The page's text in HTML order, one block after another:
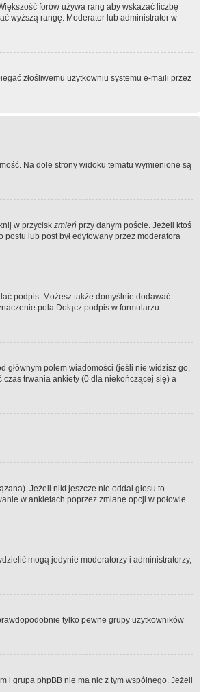
forów używa rang aby wskazać liczbę
wyższą rangę. Moderator lub administrator w
złośliwemu użytkowniu systemu e-maili przez
Na dole strony widoku tematu wymienione są
w przycisk zmień przy danym poście. Jeżeli ktoś
lub post był edytowany przez moderatora
podpis. Możesz także domyślnie dodawać
pola Dołącz podpis w formularzu
głównym polem wiadomości (jeśli nie widzisz go,
trwania ankiety (0 dla niekończącej się) a
Jeżeli nikt jeszcze nie oddał głosu to
w ankietach poprzez zmianę opcji w połowie
mogą jedynie moderatorzy i administratorzy,
tylko pewne grupy użytkowników
i grupa phpBB nie ma nic z tym wspólnego. Jeżeli